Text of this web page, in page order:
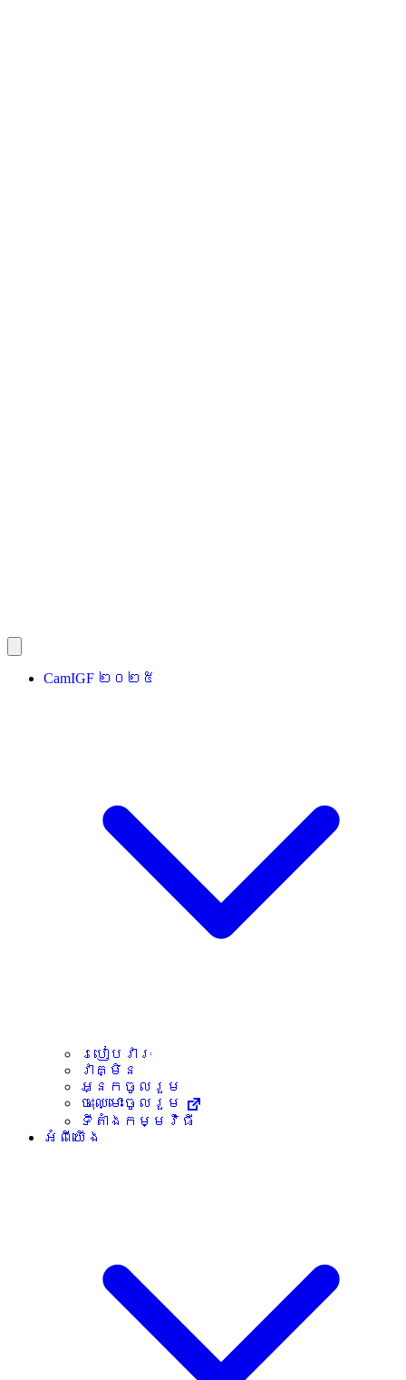
CamIGF ២០២៥
របៀបវារៈ
វាគ្មិន
អ្នកចូលរួម
ចុះឈ្មោះចូលរួម
ទីតាំងកម្មវិធី
អំពីយើង